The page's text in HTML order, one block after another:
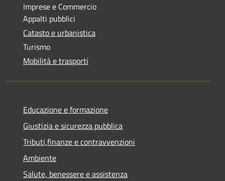
Imprese e Commercio
Appalti pubblici
Catasto e urbanistica
Turismo
Mobilità e trasporti
Educazione e formazione
Giustizia e sicurezza pubblica
Tributi,finanze e contravvenzioni
Ambiente
Salute, benessere e assistenza